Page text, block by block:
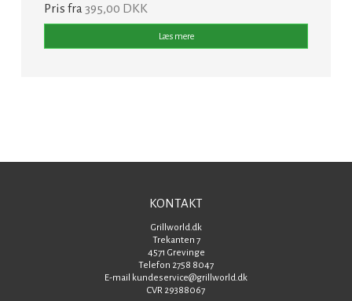
Pris fra 395,00 DKK
Læs mere
KONTAKT
Grillworld.dk
Trekanten 7
4571 Grevinge
Telefon 2758 8047
E-mail kundeservice@grillworld.dk
CVR 29388067